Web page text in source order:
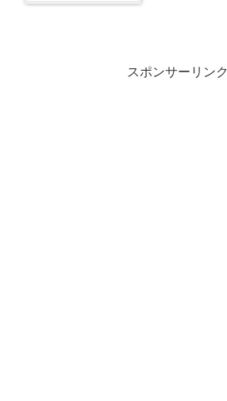
スポンサーリンク